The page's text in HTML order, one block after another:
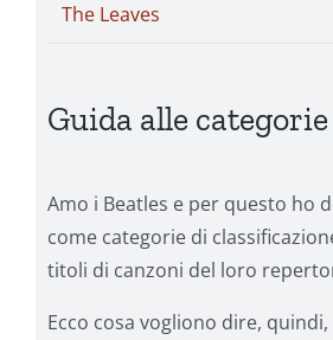
The Leaves
Guida alle categorie
Amo i Beatles e per questo ho
come categorie di
titoli di canzoni del loro
Ecco cosa vogliono dire,